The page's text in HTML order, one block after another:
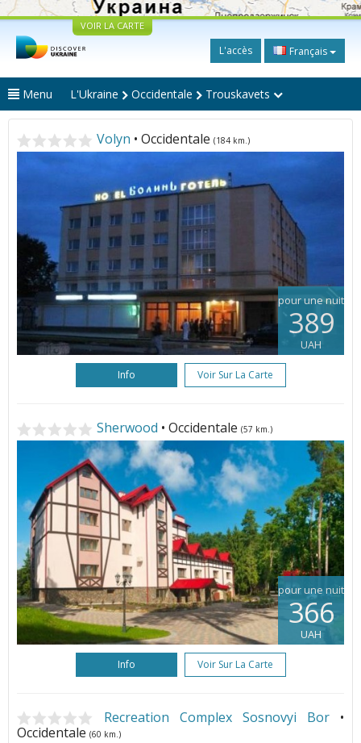
VOIR LA CARTE
L'accès Français
Menu L'Ukraine Occidentale Trouskavets
Volyn • Occidentale (184 km.)
pour une nuit
389
UAH
Info Voir Sur La Carte
Sherwood • Occidentale (57 km.)
pour une nuit
366
UAH
Info Voir Sur La Carte
Recreation Complex Sosnovyi Bor
•
Occidentale (60 km.)